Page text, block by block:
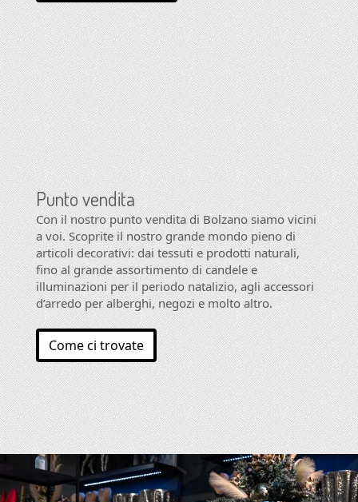
Punto vendita
Con il nostro punto vendita di Bolzano siamo vicini
a voi. Scoprite il nostro grande mondo pieno di
articoli decorativi: dai tessuti e prodotti naturali,
fino al grande assortimento di candele e
illuminazioni per il periodo natalizio, agli accessori
d’arredo per alberghi, negozi e molto altro.
Come ci trovate